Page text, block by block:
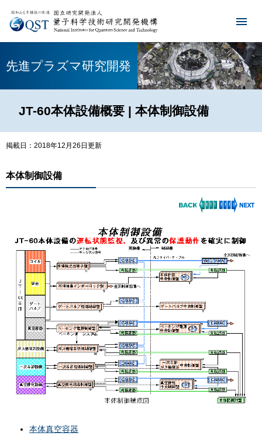
先進プラズマ研究開発
JT-60本体設備概要 | 本体制御設備
掲載日：2018年12月26日更新
本体制御設備
本体真空容器